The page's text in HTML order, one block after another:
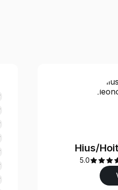
Hius/
5.0